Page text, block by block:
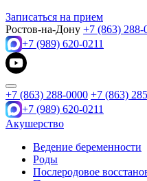
Записаться на прием
Ростов-на-Дону +7 (863) 288-
+7 (989) 620-0211
+7 (863) 288-0000 +7 (863)
+7 (989) 620-0211
Акушерство
Ведение беременности
Роды
Послеродовое